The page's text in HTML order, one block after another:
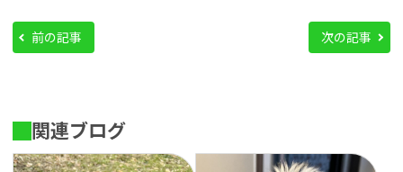
前の記事 次の記事
関連ブログ